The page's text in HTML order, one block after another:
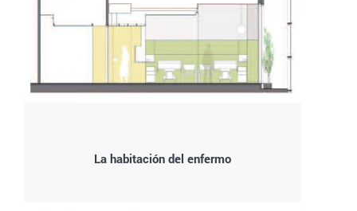
La habitación del enfermo